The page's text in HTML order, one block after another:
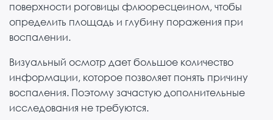
поверхности роговицы флюоресцеином, чтобы
определить площадь и глубину поражения при
воспалении.
Визуальный осмотр дает большое количество
информации, которое позволяет понять причину
воспаления. Поэтому зачастую дополнительные
исследования не требуются.